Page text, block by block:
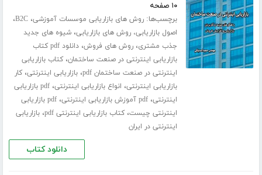
۱۰ صفحه
برچسب‌ها:روش های بازاریابی موسسات آموزشی،B2C،
اصول بازاریابی، روش های بازاریابی،شیوه های جدید
جذب مشتری،روش های فروش،
دانلود pdf کتاب
بازاریابی اینترنتی در صنعت ساختمان،کتاب بازاریابی
اینترنتی در صنعت ساختمان pdf
،بازاریابی اینترنتی،کار
بازاریابی اینترنتی، انواع بازاریابی اینترنتی،
pdf بازاریابی
اینترنتی،pdf آموزش بازاریابی اینترنتی ،
pdf بازاریابی
اینترنتی چیست،کتاب بازاریابی اینترنتی pdf ،بازاریابی
اینترنتی در ایران
دانلود کتاب